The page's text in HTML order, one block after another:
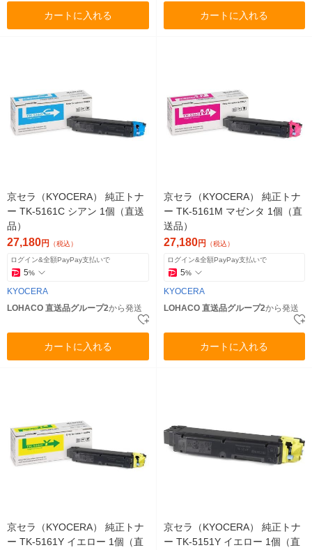
カートに入れる カートに入れる
京セラ（KYOCERA） 純正トナ
ー TK-5161C シアン 1個（直送
品）
27,180円 （税込）
ログイン&全額PayPay支払いで
5%
KYOCERA
LOHACO 直送品グループ2から発送
カートに入れる
京セラ（KYOCERA） 純正トナ
ー TK-5161M マゼンタ 1個（直
送品）
27,180円 （税込）
ログイン&全額PayPay支払いで
5%
KYOCERA
LOHACO 直送品グループ2から発送
カートに入れる
京セラ（KYOCERA） 純正トナ
ー TK-5161Y イエロー 1個（直
京セラ（KYOCERA） 純正トナ
ー TK-5151Y イエロー 1個（直